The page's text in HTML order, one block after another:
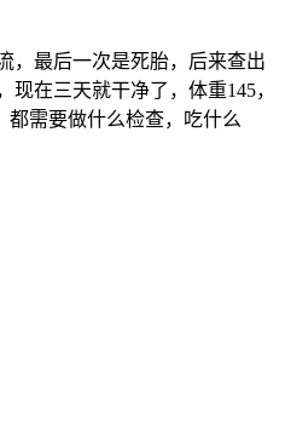
，最后一次是死胎，后来查出
现在三天就干净了，体重145，
都需要做什么检查，吃什么